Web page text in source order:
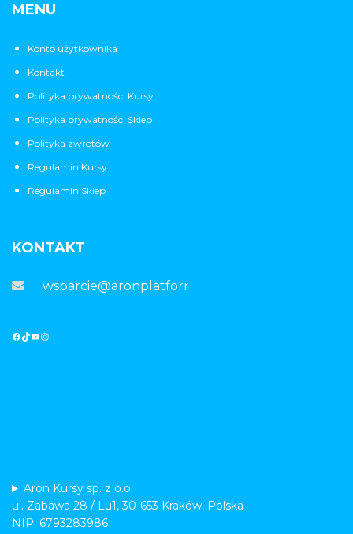
MENU
Konto użytkownika
Kontakt
Polityka prywatności Kursy
Polityka prywatności Sklep
Polityka zwrotów
Regulamin Kursy
Regulamin Sklep
KONTAKT
wsparcie@aronplatforma.pl
Aron Kursy sp. z o.o.
ul. Zabawa 28 / Lu1, 30-653 Kraków, Polska
NIP: 6793283986